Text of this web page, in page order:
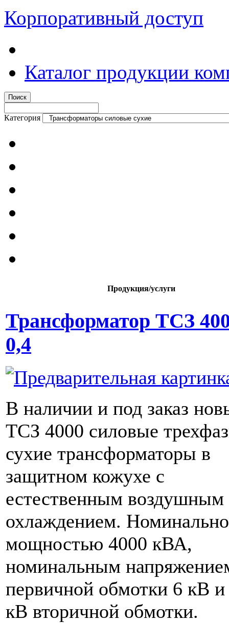
Корпоративный доступ
Каталог продукции
Категория
Продукция/услуги
Трансформатор ТСЗ
0,4
В наличии и под заказ
ТСЗ 4000 силовые
сухие трансформаторы в
защитном кожухе с
естественным воздушным
охлаждением.
мощностью 4000 кВА,
номинальным
первичной обмотки 6 кВ
кВ вторичной обмотки.